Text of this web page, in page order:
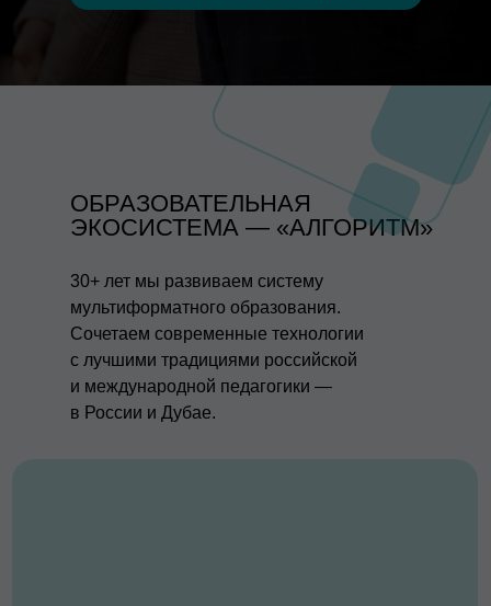
ОБРАЗОВАТЕЛЬНАЯ
ЭКОСИСТЕМА — «АЛГОРИТМ»
30+ лет мы развиваем систему
мультиформатного образования.
Сочетаем современные технологии
с лучшими традициями российской
и международной педагогики —
в России и Дубае.